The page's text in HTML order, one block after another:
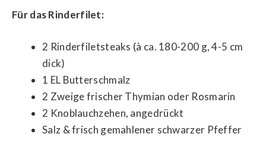
Für das Rinderfilet:
2 Rinderfiletsteaks (à ca. 180-200 g, 4-5 cm
dick)
1 EL Butterschmalz
2 Zweige frischer Thymian oder Rosmarin
2 Knoblauchzehen, angedrückt
Salz & frisch gemahlener schwarzer Pfeffer